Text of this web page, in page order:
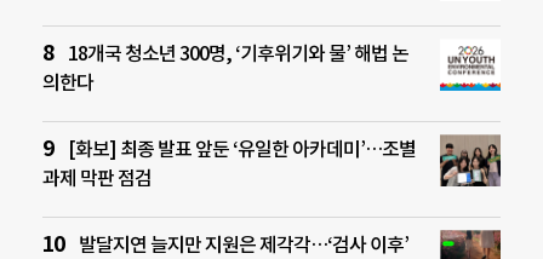
18개국 청소년 300명, ‘기후위기와 물’ 해법 논
의한다
[화보] 최종 발표 앞둔 ‘유일한 아카데미’…조별
과제 막판 점검
발달지연 늘지만 지원은 제각각…‘검사 이후’